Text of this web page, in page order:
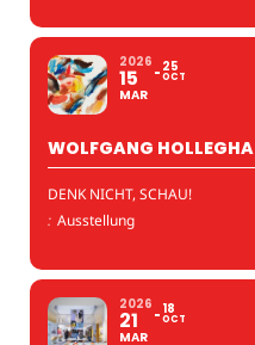
2026
15
MAR
25
OCT
WOLFGANG HOLLEGHA
DENK NICHT, SCHAU!
: Ausstellung
2026
21
MAR
18
OCT